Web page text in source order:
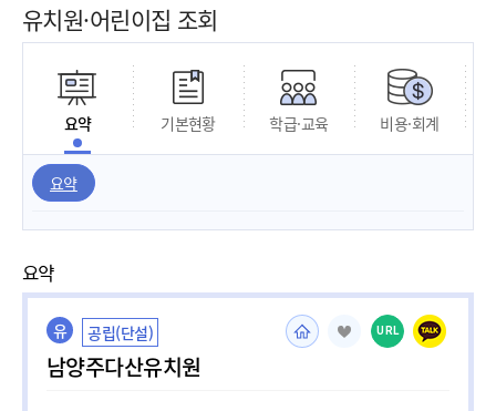
유치원·어린이집 조회
요약 기본현황 학급·교육 비용·회계
요약
요약
유 공립(단설)
남양주다산유치원
URL